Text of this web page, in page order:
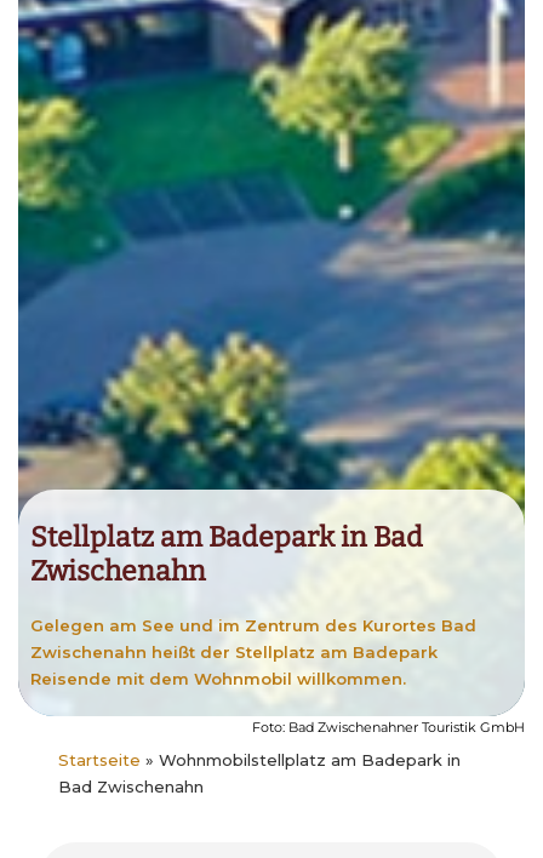
Stellplatz am Badepark in Bad
Zwischenahn
Gelegen am See und im Zentrum des Kurortes Bad
Zwischenahn heißt der Stellplatz am Badepark
Reisende mit dem Wohnmobil willkommen.
Foto: Bad Zwischenahner Touristik GmbH
Startseite » Wohnmobilstellplatz am Badepark in
Bad Zwischenahn